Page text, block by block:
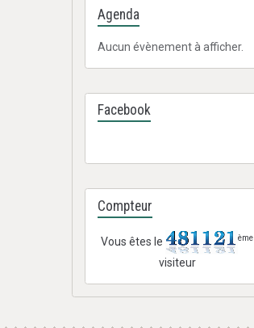
Agenda
Aucun évènement à afficher.
Facebook
Compteur
Vous êtes le ème
visiteur